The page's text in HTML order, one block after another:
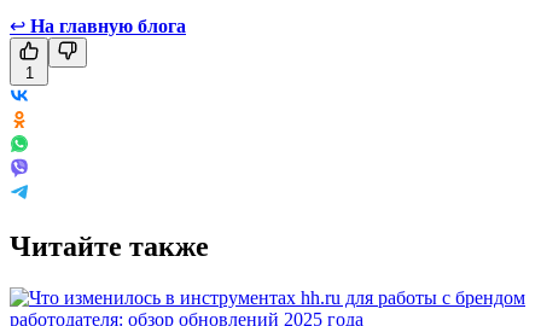
↩ На главную блога
1
Читайте также